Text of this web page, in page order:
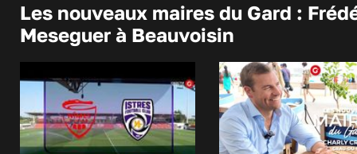
Les nouveaux maires du Gard :
Meseguer à Beauvoisin